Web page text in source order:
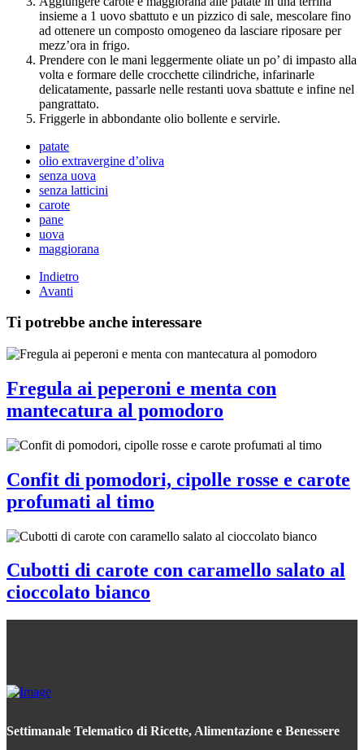
insieme a 1 uovo sbattuto e un pizzico di sale, mescolare fino
ad ottenere un composto omogeneo da lasciare riposare per
mezz’ora in frigo.
Prendere con le mani leggermente oliate un po’ di impasto alla
volta e formare delle crocchette cilindriche, infarinarle
delicatamente, passarle nelle restanti uova sbattute e infine nel
pangrattato.
Friggerle in abbondante olio bollente e servirle.
patate
olio extravergine d’oliva
senza uova
senza latticini
carote
pane
uova
maggiorana
Indietro
Avanti
Ti potrebbe anche interessare
Fregula ai peperoni e menta con
mantecatura al pomodoro
Confit di pomodori, cipolle rosse e carote
profumati al timo
Cubotti di carote con caramello salato al
cioccolato bianco
Settimanale Telematico di Ricette, Alimentazione e Benessere